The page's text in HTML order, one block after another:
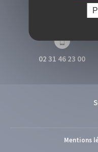
Campus 2 -
02 31 46 23 00
Mentions